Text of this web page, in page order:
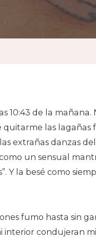
10:43 de la
quitarme las
extrañas danzas
un sensual
Y la besé como
fumo hasta sin
interior condujeran